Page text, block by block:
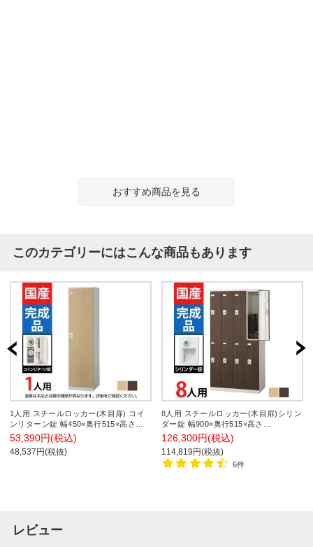
おすすめ商品を見る
このカテゴリーにはこんな商品もあります
1人用 スチールロッカー(木目扉) コイ
ンリターン錠 幅450×奥行515×高さ
1800mm/SE-SLB-1-R【国産】【完成
品】
53,390円(税込)
48,537円(税抜)
8人用 スチールロッカー(木目扉)シリン
ダー錠 幅900×奥行515×高さ
1800mm/SE-SLB-8-S2【国産】【完成
126,300円(税込)
114,819円(税抜)
6件
レビュー